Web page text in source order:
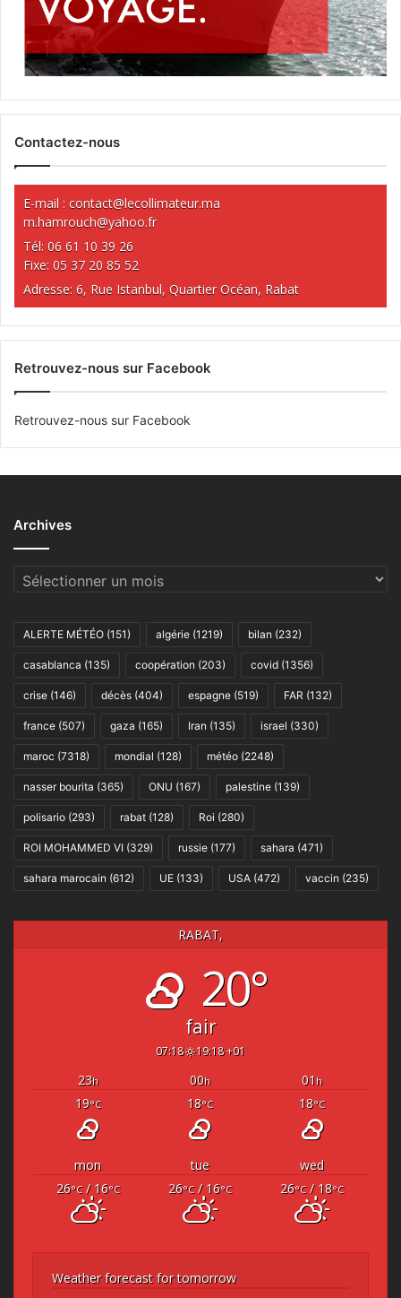
Contactez-nous
E-mail : contact@lecollimateur.ma
m.hamrouch@yahoo.fr
Tél: 06 61 10 39 26
Fixe: 05 37 20 85 52
Adresse: 6, Rue Istanbul, Quartier Océan, Rabat
Retrouvez-nous sur Facebook
Retrouvez-nous sur Facebook
Archives
Archives
ALERTE MÉTÉO (151) algérie (1219) bilan (232)
casablanca (135) coopération (203) covid (1356)
crise (146) décès (404) espagne (519) FAR (132)
france (507) gaza (165) Iran (135) israel (330)
maroc (7318) mondial (128) météo (2248)
nasser bourita (365) ONU (167) palestine (139)
polisario (293) rabat (128) Roi (280)
ROI MOHAMMED VI (329) russie (177) sahara (471)
sahara marocain (612) UE (133) USA (472) vaccin (235)
RABAT,
20°
fair
07:18 19:18 +01
23h 00h 01 h
19°C 18°C 18°C
mon tue
wed
26°C/ 16°C 26°C/ 16°C 26°C/ 18°C
Weather forecast for tomorrow